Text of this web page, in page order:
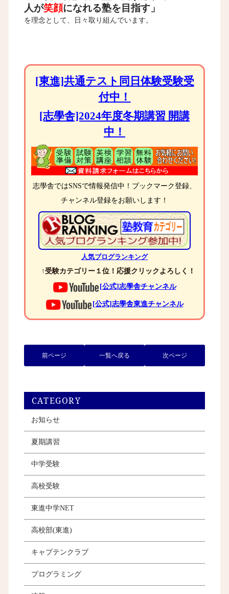
人が笑顔になれる塾を目指す」
を理念として、日々取り組んでいます。
[東進]共通テスト同日体験受験受
付中！
[志學舎]2024年度冬期講習 開講
中！
志學舎ではSNSで情報発信中！ブックマーク登録、
チャンネル登録をお願いします！
人気ブログランキング
↑受験カテゴリー１位！応援クリックよろしく！
[公式]志學舎チャンネル
[公式]志學舎東進チャンネル
前ページ 一覧へ戻る 次ページ
CATEGORY
お知らせ
夏期講習
中学受験
高校受験
東進中学NET
高校部(東進)
キャプテンクラブ
プログラミング